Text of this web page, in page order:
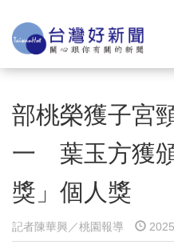
部桃榮獲子宮
一 葉玉方獲
獎」個人獎
記者陳華興／桃園報導